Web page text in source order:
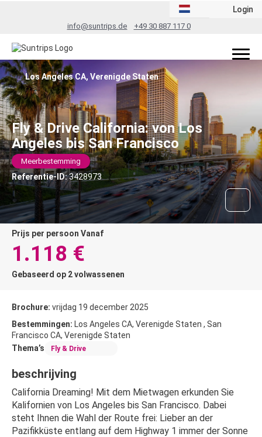
info@suntrips.de +49 30 887 117 0
Login
Fly & Drive California: von Los
Angeles bis San Francisco
Meerbestemming
Referentie-ID:3428973
Los Angeles CA, Verenigde Staten
prijs per persoon Vanaf
1.118 €
Gebaseerd op 2 volwassenen
Brochure: vrijdag 19 december 2025
Bestemmingen: Los Angeles CA, Verenigde Staten , San
Francisco CA, Verenigde Staten
Thema’s
Fly & Drive
beschrijving
California Dreaming! Mit dem Mietwagen erkunden Sie
Kalifornien von Los Angeles bis San Francisco. Dabei
steht Ihnen die Wahl der Route frei: Lieber an der
Pazifikküste entlang auf dem Highway 1 immer der Sonne